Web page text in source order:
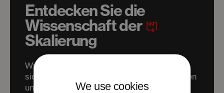
Entdecken Sie die
Wissenschaft der
Skalierung
Wir helfen science- und tech-unternehmen,
sich in der Basel Area anzusiedeln, zu starten
und zu wachsen: schneller, smarter und
We use cookies